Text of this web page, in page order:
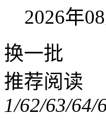
2026年
换一批
推荐阅读
1/62/63/64/